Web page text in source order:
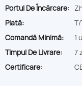
Portul De Încărcare:
Plată:
Comandă Minimă:
1
Timpul De Livrare:
7
Certificare: